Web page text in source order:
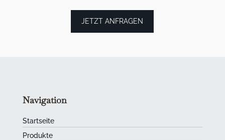
JETZT ANFRAGEN
Navigation
Startseite
Produkte